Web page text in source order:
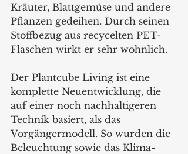
Kräuter, Blattgemüse und andere
Pflanzen gedeihen. Durch seinen
Stoffbezug aus recycelten PET-
Flaschen wirkt er sehr wohnlich.
Der Plantcube Living ist eine
komplette Neuentwicklung, die
auf einer noch nachhaltigeren
Technik basiert, als das
Vorgängermodell. So wurden die
Beleuchtung sowie das Klima-